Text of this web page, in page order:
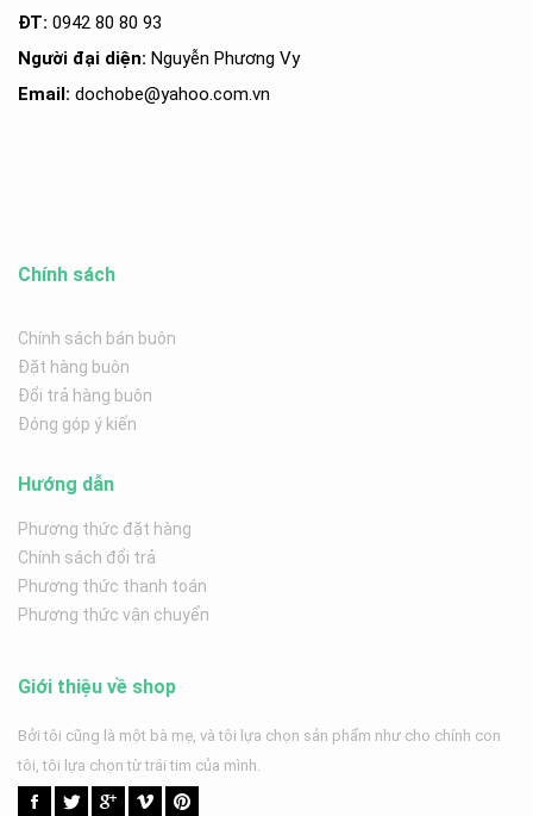
ĐT: 0942 80 80 93
Người đại diện: Nguyễn Phương Vy
Email: dochobe@yahoo.com.vn
Chính sách
Chính sách bán buôn
Đặt hàng buôn
Đổi trả hàng buôn
Đóng góp ý kiến
Hướng dẫn
Phương thức đặt hàng
Chính sách đổi trả
Phương thức thanh toán
Phương thức vận chuyển
Giới thiệu về shop
Bởi tôi cũng là một bà mẹ, và tôi lựa chọn sản phẩm như cho chính con
tôi, tôi lựa chọn từ trái tim của mình.